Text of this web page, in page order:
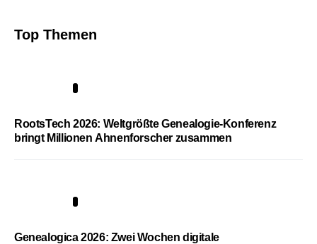
Top Themen
RootsTech 2026: Weltgrößte Genealogie-Konferenz
bringt Millionen Ahnenforscher zusammen
Genealogica 2026: Zwei Wochen digitale